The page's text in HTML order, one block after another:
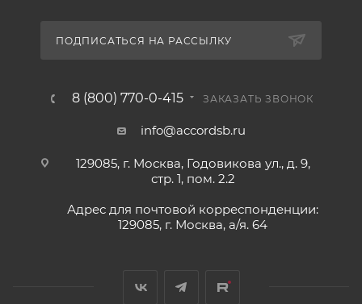
ПОДПИСАТЬСЯ НА РАССЫЛКУ
8 (800) 770-0-415 ЗАКАЗАТЬ ЗВОНОК
info@accordsb.ru
129085, г. Москва, Годовикова ул., д. 9,
стр. 1, пом. 2.2
Адрес для почтовой корреспонденции:
129085, г. Москва, а/я. 64